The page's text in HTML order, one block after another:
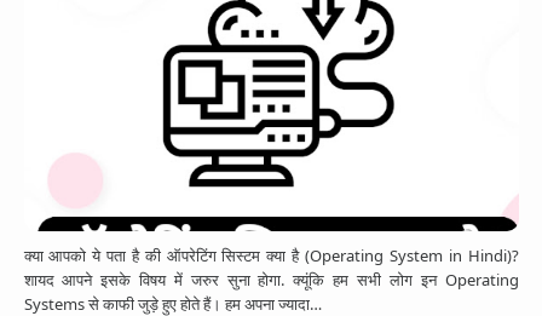
क्या आपको ये पता है की ऑपरेटिंग सिस्टम क्या है (Operating System in Hindi)?
शायद आपने इसके विषय में जरुर सुना होगा. क्यूंकि हम सभी लोग इन Operating
Systems से काफी जुड़े हुए होते हैं। हम अपना ज्यादा…